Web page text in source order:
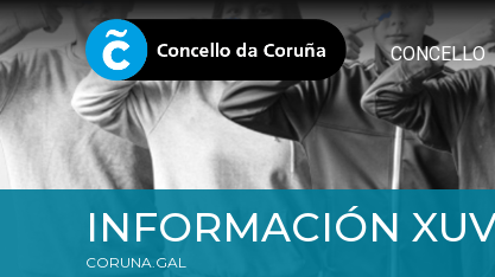
CONCELLO
INFORMACIÓN
CORUNA.GAL